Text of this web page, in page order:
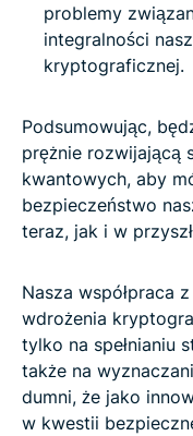
problemy
integralności
kryptograficznej.
Podsumowując,
prężnie rozwijającą
kwantowych, aby
bezpieczeństwo
teraz, jak i w
Nasza współpraca
wdrożenia
tylko na spełnianiu
także na
dumni, że jako
w kwestii